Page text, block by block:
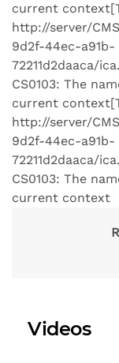
current context
http://server/
9d2f-44ec-a91b-
72211d2daaca/
CS0103: The
current context
http://server/
9d2f-44ec-a91b-
72211d2daaca/
CS0103: The
current context
Videos